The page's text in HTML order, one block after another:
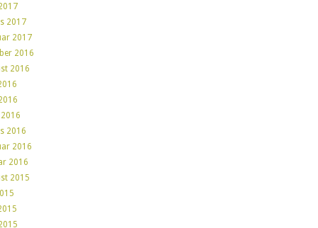
2017
2017
2016
2016
2016
2016
2016
2015